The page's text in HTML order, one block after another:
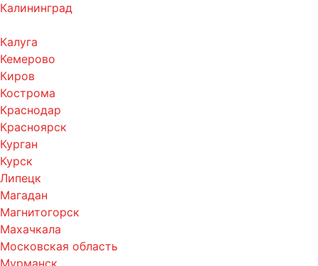
Калининград
Калуга
Кемерово
Киров
Кострома
Краснодар
Красноярск
Курган
Курск
Липецк
Магадан
Магнитогорск
Махачкала
Московская область